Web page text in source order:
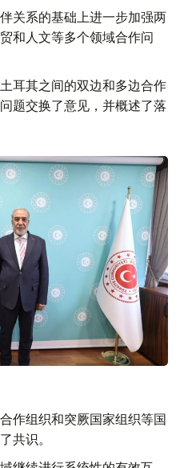
关系的基础上进一步加强两
和人文等多个领域合作问
耳其之间的双边和多边合作
题交换了意见，并概述了落
作组织和突厥国家组织等国
共识。